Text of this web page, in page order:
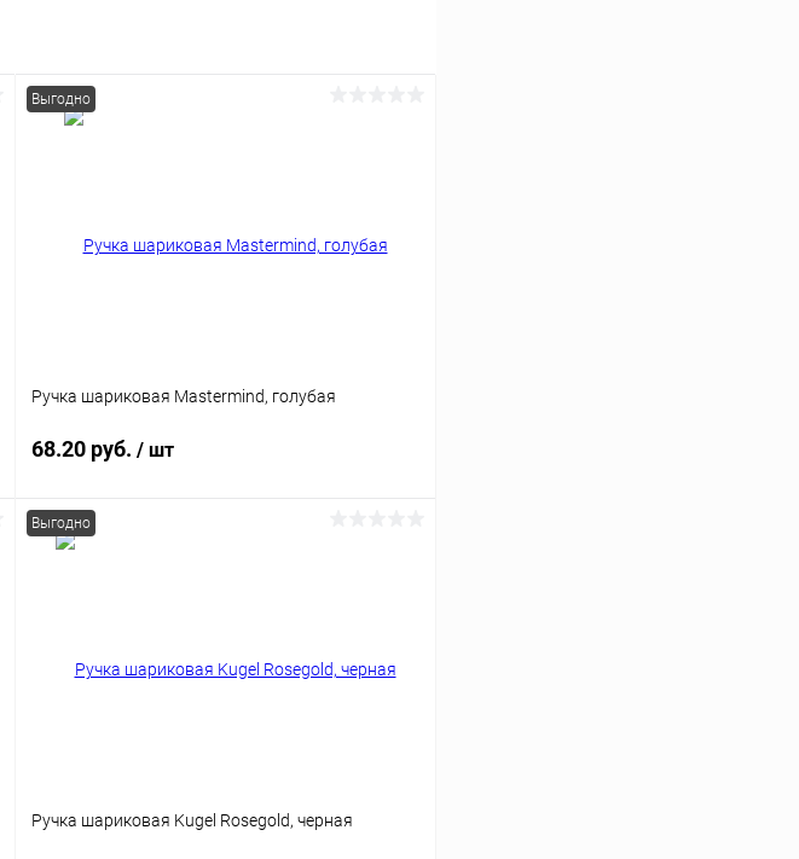
Выгодно
Ручка шариковая Mastermind, голубая
68.20 руб. / шт
Выгодно
Ручка шариковая Kugel Rosegold, черная